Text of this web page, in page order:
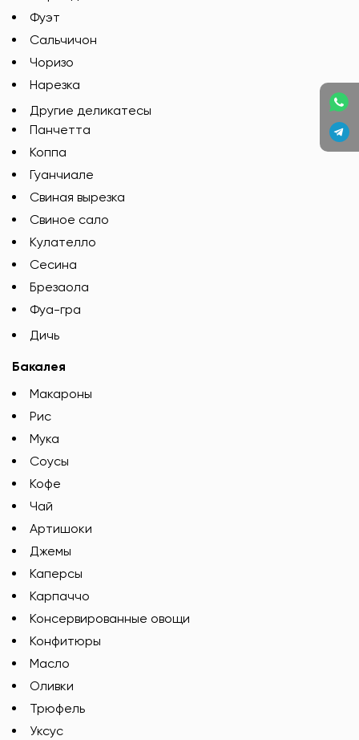
Фуэт
Сальчичон
Чоризо
Нарезка
Другие деликатесы
Панчетта
Коппа
Гуанчиале
Свиная вырезка
Свиное сало
Кулателло
Сесина
Брезаола
Фуа-гра
Дичь
Бакалея
Макароны
Рис
Мука
Соусы
Кофе
Чай
Артишоки
Джемы
Каперсы
Карпаччо
Консервированные овощи
Конфитюры
Масло
Оливки
Трюфель
Уксус